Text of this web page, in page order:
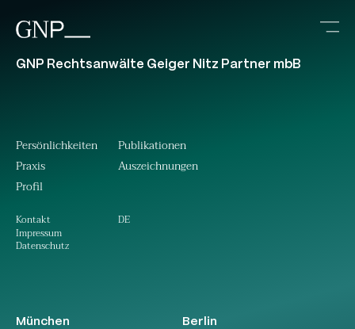
GNP Rechtsanwälte Geiger Nitz Partner mbB
München Berlin
Persönlichkeiten
Praxis
Profil
Kontakt
Impressum
Datenschutz
Publikationen
Auszeichnungen
DE